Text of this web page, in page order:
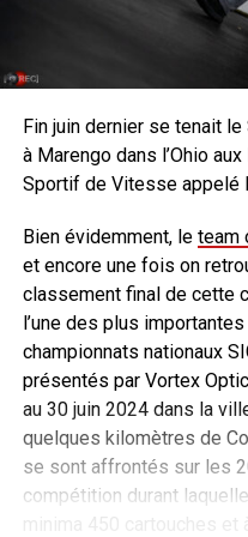
Fin juin dernier se tenait
à Marengo dans l’Ohio
Sportif de Vitesse appelé
Bien évidemment, le team
et encore une fois on
classement final de cette
l’une des plus
championnats nationaux
présentés par Vortex
au 30 juin 2024 dans la
quelques kilomètres de
se sont affrontés sur les
compétition durant